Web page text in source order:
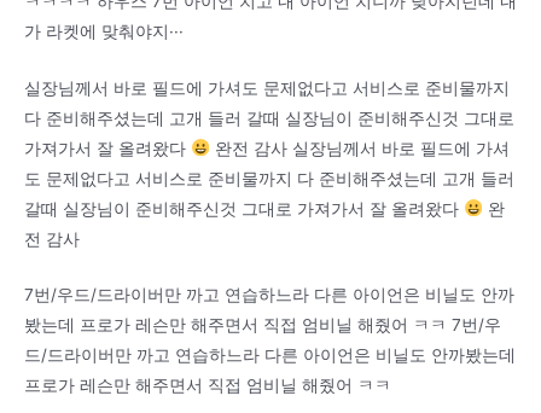
가 라켓에 맞춰야지···
실장님께서 바로 필드에 가셔도 문제없다고 서비스로 준비물까지
다 준비해주셨는데 고개 들러 갈때 실장님이 준비해주신것 그대로
가져가서 잘 올려왔다
완전 감사 실장님께서 바로 필드에 가셔
도 문제없다고 서비스로 준비물까지 다 준비해주셨는데 고개 들러
갈때 실장님이 준비해주신것 그대로 가져가서 잘 올려왔다
완
전 감사
7번/우드/드라이버만 까고 연습하느라 다른 아이언은 비닐도 안까
봤는데 프로가 레슨만 해주면서 직접 엄비닐 해줬어 ㅋㅋ 7번/우
드/드라이버만 까고 연습하느라 다른 아이언은 비닐도 안까봤는데
프로가 레슨만 해주면서 직접 엄비닐 해줬어 ㅋㅋ